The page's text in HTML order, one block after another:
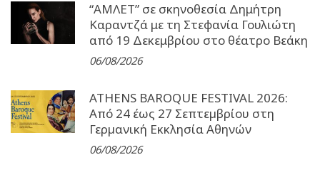
“ΑΜΛΕΤ” σε σκηνοθεσία Δημήτρη
Καραντζά με τη Στεφανία Γουλιώτη
από 19 Δεκεμβρίου στο θέατρο Βεάκη
06/08/2026
ATHENS BAROQUE FESTIVAL 2026:
Από 24 έως 27 Σεπτεµβρίου στη
Γερµανική Εκκλησία Αθηνών
06/08/2026